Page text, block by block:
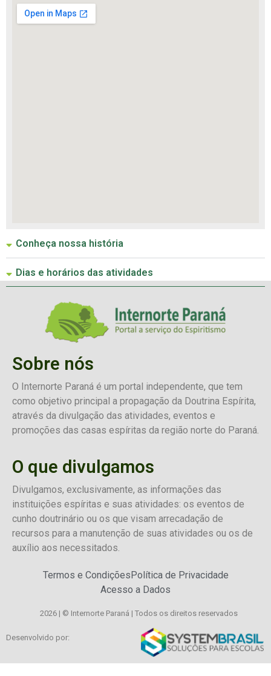
Conheça nossa história
Dias e horários das atividades
Sobre nós
O Internorte Paraná é um portal independente, que tem
como objetivo principal a propagação da Doutrina Espírita,
através da divulgação das atividades, eventos e
promoções das casas espíritas da região norte do Paraná.
O que divulgamos
Divulgamos, exclusivamente, as informações das
instituições espíritas e suas atividades: os eventos de
cunho doutrinário ou os que visam arrecadação de
recursos para a manutenção de suas atividades ou os de
auxílio aos necessitados.
Termos e CondiçõesPolítica de Privacidade
Acesso a Dados
2026 | © Internorte Paraná | Todos os direitos reservados
Desenvolvido por: